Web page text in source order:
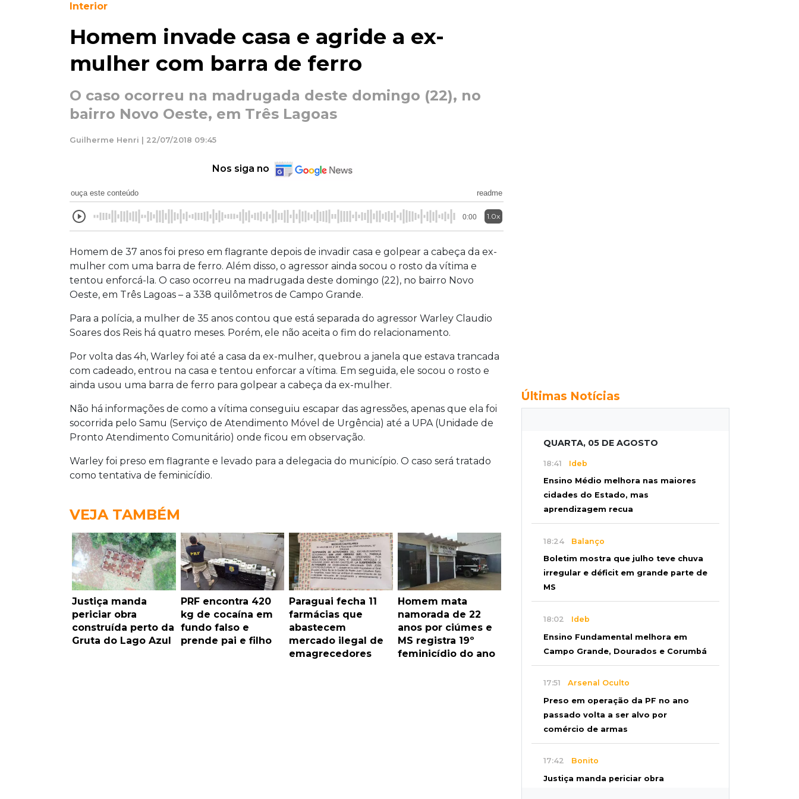
Interior
Homem invade casa e agride a ex-
mulher com barra de ferro
O caso ocorreu na madrugada deste domingo (22), no
bairro Novo Oeste, em Três Lagoas
Guilherme Henri | 22/07/2018 09:45
Nos siga no
ouça este conteúdo readme
0:00 1.0x
Homem de 37 anos foi preso em flagrante depois de invadir casa e golpear a cabeça da ex-
mulher com uma barra de ferro. Além disso, o agressor ainda socou o rosto da vítima e
tentou enforcá-la. O caso ocorreu na madrugada deste domingo (22), no bairro Novo
Oeste, em Três Lagoas – a 338 quilômetros de Campo Grande.
Para a polícia, a mulher de 35 anos contou que está separada do agressor Warley Claudio
Soares dos Reis há quatro meses. Porém, ele não aceita o fim do relacionamento.
Por volta das 4h, Warley foi até a casa da ex-mulher, quebrou a janela que estava trancada
com cadeado, entrou na casa e tentou enforcar a vítima. Em seguida, ele socou o rosto e
ainda usou uma barra de ferro para golpear a cabeça da ex-mulher.
Não há informações de como a vítima conseguiu escapar das agressões, apenas que ela foi
socorrida pelo Samu (Serviço de Atendimento Móvel de Urgência) até a UPA (Unidade de
Pronto Atendimento Comunitário) onde ficou em observação.
Warley foi preso em flagrante e levado para a delegacia do município. O caso será tratado
como tentativa de feminicídio.
VEJA TAMBÉM
Justiça manda
periciar obra
construída perto da
Gruta do Lago Azul
PRF encontra 420
kg de cocaína em
fundo falso e
prende pai e filho
Paraguai fecha 11
farmácias que
abastecem
mercado ilegal de
emagrecedores
Homem mata
namorada de 22
anos por ciúmes e
MS registra 19º
feminicídio do ano
Últimas Notícias
QUARTA, 05 DE AGOSTO
18:41 Ideb
Ensino Médio melhora nas maiores
cidades do Estado, mas
aprendizagem recua
18:24 Balanço
Boletim mostra que julho teve chuva
irregular e déficit em grande parte de
MS
18:02 Ideb
Ensino Fundamental melhora em
Campo Grande, Dourados e Corumbá
17:51 Arsenal Oculto
Preso em operação da PF no ano
passado volta a ser alvo por
comércio de armas
17:42 Bonito
Justiça manda periciar obra